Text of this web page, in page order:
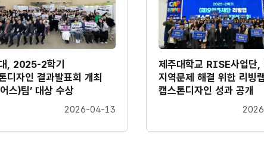
, 2025-2학기
디자인 결과발표회 개최
스)팀’ 대상 수상
2026-04-13
제주대학교 RISE사업단,
지역문제 해결 위한 리빙랩
캡스톤디자인 성과 공개